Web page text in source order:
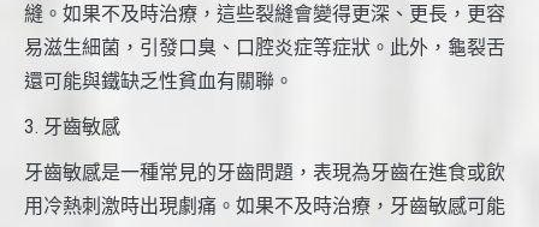
縫。如果不及時治療，這些裂縫會變得更深、更長，更容
易滋生細菌，引發口臭、口腔炎症等症狀。此外，龜裂舌
還可能與鐵缺乏性貧血有關聯。
3. 牙齒敏感
牙齒敏感是一種常見的牙齒問題，表現為牙齒在進食或飲
用冷熱刺激時出現劇痛。如果不及時治療，牙齒敏感可能